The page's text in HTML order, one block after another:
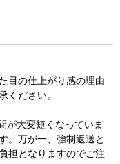
目の仕上がり感の理由
ください。
が大変短くなっていま
。万が一、強制返送と
担となりますのでご注